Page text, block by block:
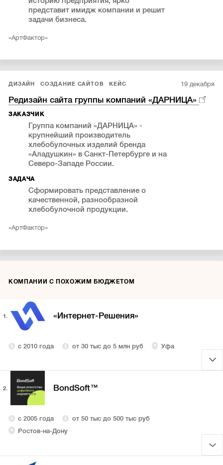
представит имидж компании и решит
задачи бизнеса.
«АртФактор»
ДИЗАЙН СОЗДАНИЕ САЙТОВ КЕЙС 19 декабря
Редизайн сайта группы компаний «ДАРНИЦА»
ЗАКАЗЧИК
Группа компаний «ДАРНИЦА» -
крупнейший производитель
хлебобулочных изделий бренда
«Аладушкин» в Санкт-Петербурге и на
Северо-Западе России.
ЗАДАЧА
Сформировать представление о
качественной, разнообразной
хлебобулочной продукции.
«АртФактор»
КОМПАНИИ С ПОХОЖИМ БЮДЖЕТОМ
1. «Интернет-Решения»
с 2010 года от 30 тыс до 5 млн руб Уфа
2. BondSoft™
с 2005 года
от 50 тыс до 500 тыс руб
Ростов-на-Дону